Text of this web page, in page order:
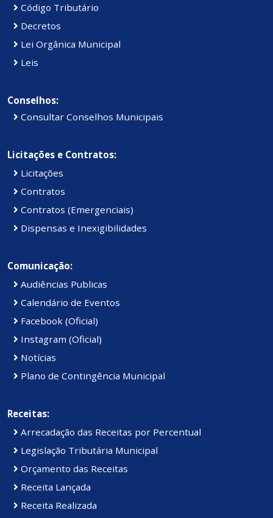
Código Tributário
Decretos
Lei Orgânica Municipal
Leis
Conselhos:
Consultar Conselhos Municipais
Licitações e Contratos:
Licitações
Contratos
Contratos (Emergenciais)
Dispensas e Inexigibilidades
Comunicação:
Audiências Publicas
Calendário de Eventos
Facebook (Oficial)
Instagram (Oficial)
Notícias
Plano de Contingência Municipal
Receitas:
Arrecadação das Receitas por Percentual
Legislação Tributária Municipal
Orçamento das Receitas
Receita Lançada
Receita Realizada